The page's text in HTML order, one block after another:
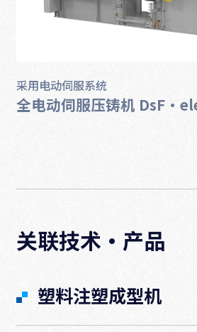
采用电动伺服系统
全电动伺服压铸机
关联技术·产品
塑料注塑成型机